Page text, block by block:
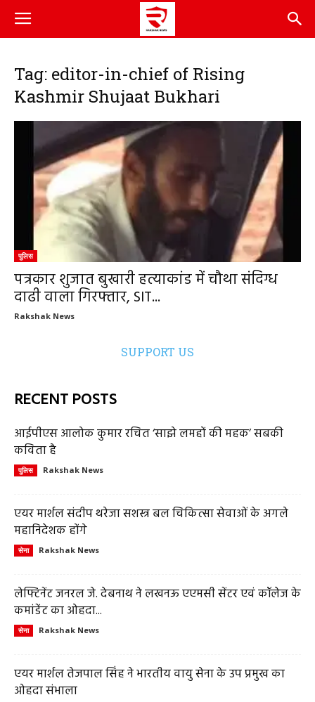
Tag: editor-in-chief of Rising
Kashmir Shujaat Bukhari
पुलिस
पत्रकार शुजात बुखारी हत्याकांड में चौथा संदिग्ध
दाढी वाला गिरफ्तार, SIT...
Rakshak News
SUPPORT US
RECENT POSTS
आईपीएस आलोक कुमार रचित ‘साझे लमहों की महक’ सबकी
कविता है
पुलिस Rakshak News
एयर मार्शल संदीप थरेजा सशस्त्र बल चिकित्सा सेवाओं के अगले
महानिदेशक होंगे
सेना Rakshak News
लेफ्टिनेंट जनरल जे. देबनाथ ने लखनऊ एएमसी सेंटर एवं कॉलेज के
कमांडेंट का ओहदा...
सेना Rakshak News
एयर मार्शल तेजपाल सिंह ने भारतीय वायु सेना के उप प्रमुख का
ओहदा संभाला